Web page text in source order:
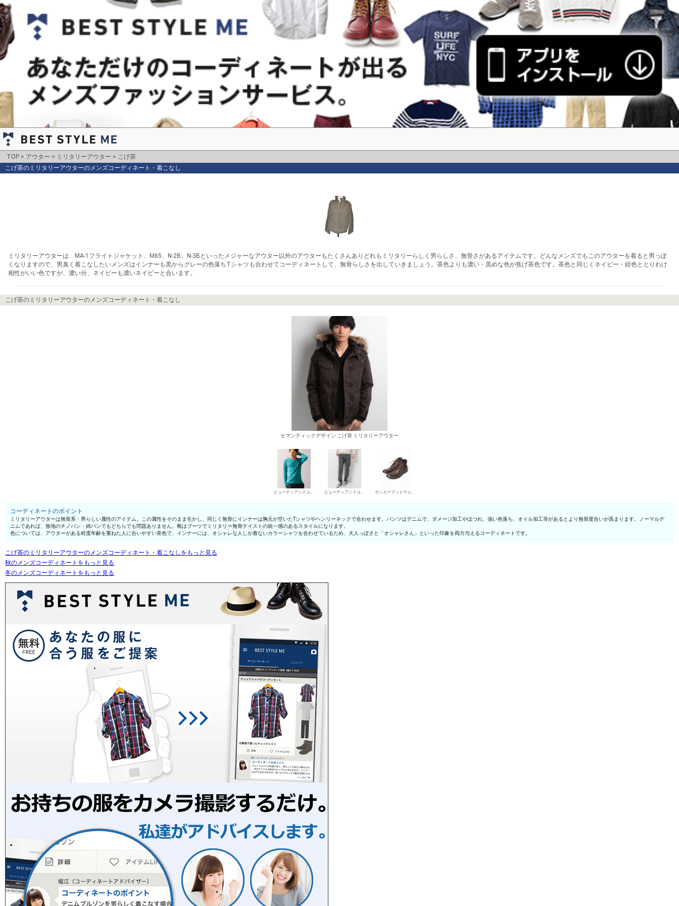
TOP アウター ミリタリーアウター
こげ茶
こげ茶のミリタリーアウターのメンズコーディネート・着こなし
ミリタリーアウターは、MA-1フライトジャケット、M65、N-2B、N-3Bといったメジャーなアウター以外のアウターもたくさんありどれもミリタリーらしく男らしさ、無骨さがあるアイテムです。どんなメンズでもこのアウターを着ると男っぽ
くなりますので、男臭く着こなしたいメンズはインナーも黒からグレーの色落ちTシャツも合わせてコーディネートして、無骨らしさを出していきましょう。茶色よりも濃い・黒めな色が焦げ茶色です。茶色と同じくネイビー・紺色ととりわけ
相性がいい色ですが、濃い分、ネイビーも濃いネイビーと合います。
こげ茶のミリタリーアウターのメンズコーディネート・着こなし
セマンティックデザイン こげ茶 ミリタリーアウター
ビューティアンドユース ユナイテッドアローズ VネックTシャツ ビューティアンドユース ユナイテッドアローズ デニムパンツ・ジーンズ サンエーフットウェア ワークブーツ
コーディネートのポイント
ミリタリーアウターは無骨系・男らしい属性のアイテム。この属性をそのまま生かし、同じく無骨にインナーは胸元が空いたTシャツやヘンリーネックで合わせます。パンツはデニムで、ダメージ加工やほつれ、強い色落ち、オイル加工等があるとより無骨度合いが高まります。ノーマルデ
ニムであれば、無地のチノパン・綿パンでもどちらでも問題ありません。靴はブーツでミリタリー無骨テイストの統一感のあるスタイルになります。
色については、アウターがある程度年齢を重ねた人に合いやすい茶色で、インナーには、オシャレな人しか着ないカラーシャツを合わせているため、大人っぽさと「オシャレさん」といった印象を両方与えるコーディネートです。
こげ茶のミリタリーアウターのメンズコーディネート・着こなしをもっと見る
秋のメンズコーディネートをもっと見る
冬のメンズコーディネートをもっと見る